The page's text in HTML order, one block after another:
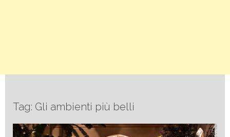
Tag: Gli ambienti più belli